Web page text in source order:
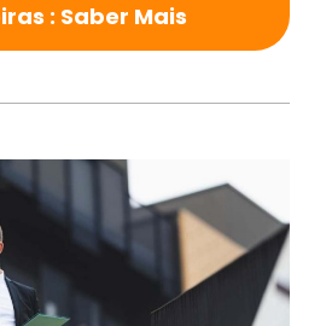
: Saber Mais